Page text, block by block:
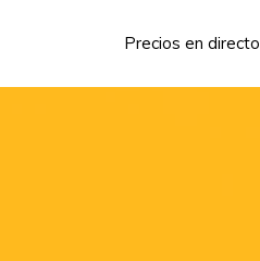
Precios en directo